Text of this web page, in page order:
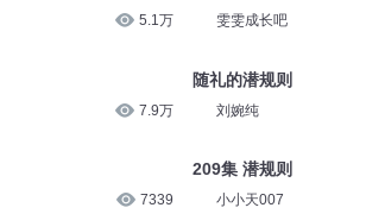
5.1万
7.9万
7339
雯雯成长吧
随礼的潜规则
刘婉纯
209集 潜规则
小小天007